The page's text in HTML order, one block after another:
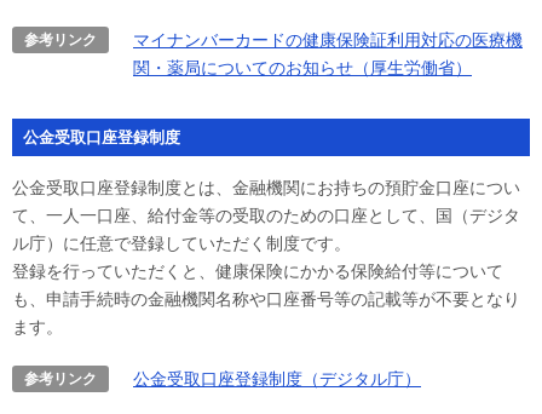
参考リンク
マイナンバーカードの健康保険証利用対応の医療機
関・薬局についてのお知らせ（厚生労働省）
公金受取口座登録制度
公金受取口座登録制度とは、金融機関にお持ちの預貯金口座につい
て、一人一口座、給付金等の受取のための口座として、国（デジタ
ル庁）に任意で登録していただく制度です。
登録を行っていただくと、健康保険にかかる保険給付等について
も、申請手続時の金融機関名称や口座番号等の記載等が不要となり
ます。
参考リンク 公金受取口座登録制度（デジタル庁）